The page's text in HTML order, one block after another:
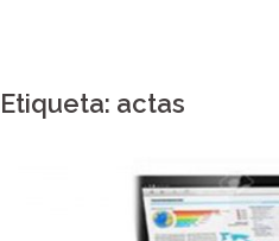
Etiqueta: actas